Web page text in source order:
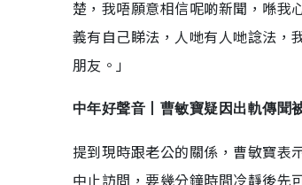
楚，我唔願意相信呢啲新聞，喺我
義有自己睇法，人哋有人哋諗法，
朋友。」
中年好聲音丨曹敏寶疑因出軌傳聞
提到現時跟老公的關係，曹敏寶表
中止訪問，要幾分鐘時間冷靜後先